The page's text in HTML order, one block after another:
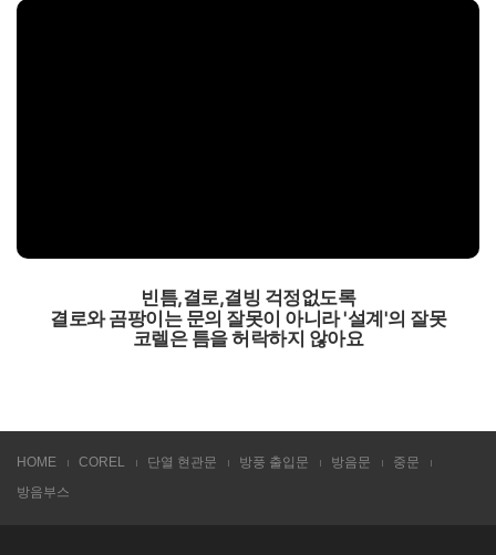
빈틈,결로,결빙 걱정없도록
결로와 곰팡이는 문의 잘못이 아니라 '설계'의 잘못
코렐은 틈을 허락하지 않아요
HOME COREL 단열 현관문 방풍 출입문 방음문
중문
방음부스